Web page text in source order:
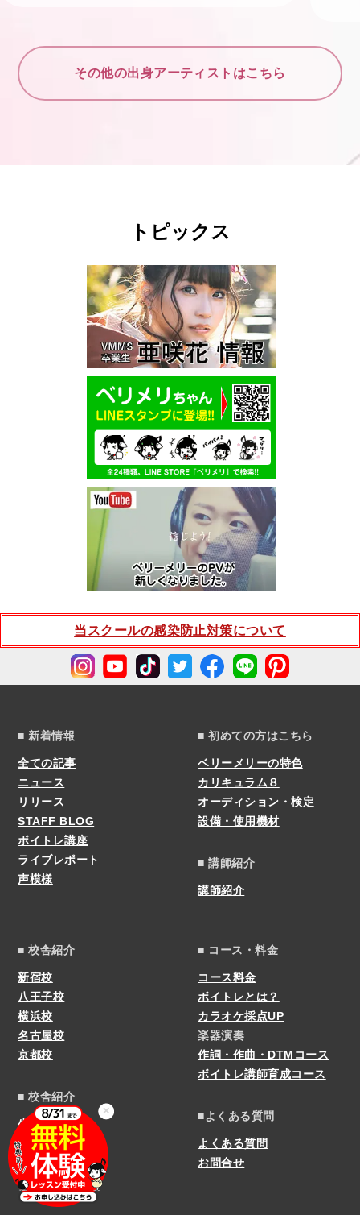
その他の出身アーティストはこちら
トピックス
当スクールの感染防止対策について
■ 新着情報
全ての記事
ニュース
リリース
STAFF BLOG
ボイトレ講座
ライブレポート
声模様
■ 初めての方はこちら
ベリーメリーの特色
カリキュラム８
オーディション・検定
設備・使用機材
■ 講師紹介
講師紹介
■ 校舎紹介
新宿校
八王子校
横浜校
名古屋校
京都校
■ 校舎紹介
生徒さんの声
■ コース・料金
コース料金
ボイトレとは？
カラオケ採点UP
楽器演奏
作詞・作曲・DTMコース
ボイトレ講師育成コース
■よくある質問
よくある質問
お問合せ
✕